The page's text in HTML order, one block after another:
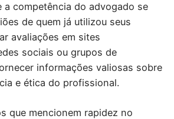
a competência do advogado se
de quem já utilizou seus
avaliações em sites
sociais ou grupos de
informações valiosas sobre
e ética do profissional.
que mencionem rapidez no